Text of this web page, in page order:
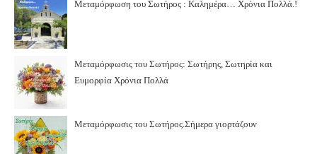
Μεταμόρφωση του Σωτήρος : Καλημέρα… Χρόνια Πολλά.!
Μεταμόρφωσις του Σωτήρος: Σωτήρης, Σωτηρία και
Ευμορφία Χρόνια Πολλά
Μεταμόρφωσις του Σωτήρος.Σήμερα γιορτάζουν